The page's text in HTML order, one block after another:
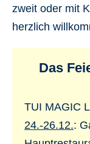
zweit oder mit
herzlich
Das
TUI MAGIC
24.-26.12.: